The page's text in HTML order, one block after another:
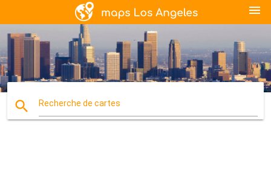
menu
search Recherche de cartes